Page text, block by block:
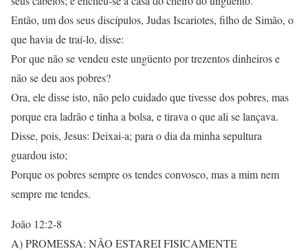
Então, um dos seus discípulos, Judas Iscariotes, filho de Simão, o
que havia de traí-lo, disse:
Por que não se vendeu este ungüento por trezentos dinheiros e
não se deu aos pobres?
Ora, ele disse isto, não pelo cuidado que tivesse dos pobres, mas
porque era ladrão e tinha a bolsa, e tirava o que ali se lançava.
Disse, pois, Jesus: Deixai-a; para o dia da minha sepultura
guardou isto;
Porque os pobres sempre os tendes convosco, mas a mim nem
sempre me tendes.
João 12:2-8
A) PROMESSA: NÃO ESTAREI FISICAMENTE